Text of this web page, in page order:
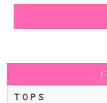
TOPS